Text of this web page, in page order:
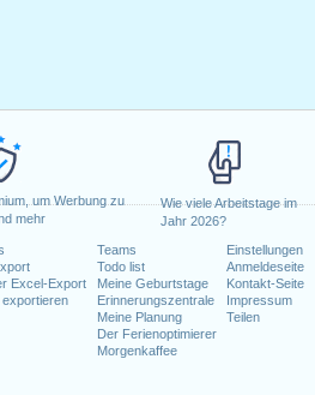
um Werbung zu
mehr
Wie viele Arbeitstage im
Jahr 2026?
Excel-Export
exportieren
Teams
Todo list
Meine Geburtstage
Erinnerungszentrale
Meine Planung
Der Ferienoptimierer
Morgenkaffee
Einstellungen
Anmeldeseite
Kontakt-Seite
Impressum
Teilen